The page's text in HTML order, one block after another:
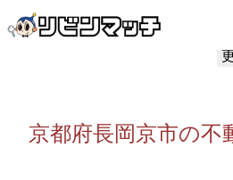
京都府長岡京市の不